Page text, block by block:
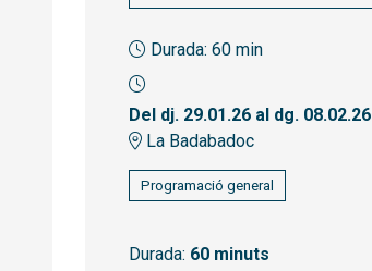
Durada: 60 min
Del dj. 29.01.26 al dg. 08.02.26
La Badabadoc
Programació general
Durada: 60 minuts